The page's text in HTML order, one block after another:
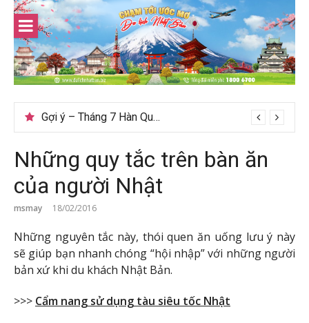
Skip
content
Gợi ý – Tháng 7 Hàn Quốc nên đi đâu, mặc gì đẹp?
Những quy tắc trên bàn ăn
của người Nhật
msmay 18/02/2016
Những nguyên tắc này, thói quen ăn uống lưu ý này
sẽ giúp bạn nhanh chóng “hội nhập” với những người
bản xứ khi du khách Nhật Bản.
>>> Cẩm nang sử dụng tàu siêu tốc Nhật